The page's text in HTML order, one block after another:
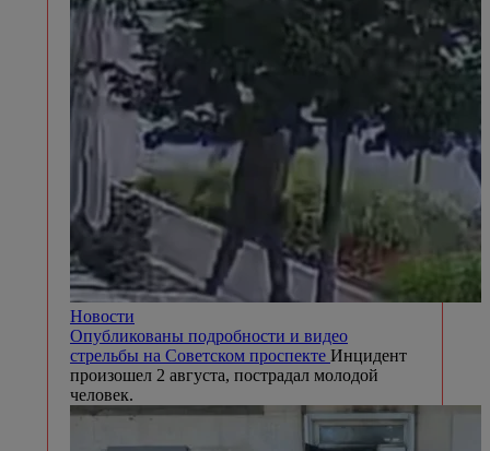
Новости
Опубликованы подробности и видео
стрельбы на Советском проспекте Инцидент
произошел 2 августа, пострадал молодой
человек.